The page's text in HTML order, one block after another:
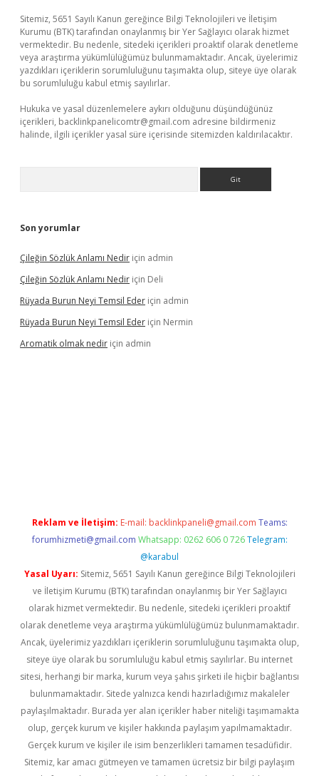
Sitemiz, 5651 Sayılı Kanun gereğince Bilgi Teknolojileri ve İletişim
Kurumu (BTK) tarafından onaylanmış bir Yer Sağlayıcı olarak hizmet
vermektedir. Bu nedenle, sitedeki içerikleri proaktif olarak denetleme
veya araştırma yükümlülüğümüz bulunmamaktadır. Ancak, üyelerimiz
yazdıkları içeriklerin sorumluluğunu taşımakta olup, siteye üye olarak
bu sorumluluğu kabul etmiş sayılırlar.
Hukuka ve yasal düzenlemelere aykırı olduğunu düşündüğünüz
içerikleri, backlinkpanelicomtr@gmail.com adresine bildirmeniz
halinde, ilgili içerikler yasal süre içerisinde sitemizden kaldırılacaktır.
Son yorumlar
Çileğin Sözlük Anlamı Nedir için admin
Çileğin Sözlük Anlamı Nedir için Deli
Rüyada Burun Neyi Temsil Eder için admin
Rüyada Burun Neyi Temsil Eder için Nermin
Aromatik olmak nedir için admin
Reklam ve İletişim: E-mail: backlinkpaneli@gmail.com Teams:
forumhizmeti@gmail.com Whatsapp: 0262 606 0 726 Telegram:
@karabul
Yasal Uyarı: Sitemiz, 5651 Sayılı Kanun gereğince Bilgi Teknolojileri
ve İletişim Kurumu (BTK) tarafından onaylanmış bir Yer Sağlayıcı
olarak hizmet vermektedir. Bu nedenle, sitedeki içerikleri proaktif
olarak denetleme veya araştırma yükümlülüğümüz bulunmamaktadır.
Ancak, üyelerimiz yazdıkları içeriklerin sorumluluğunu taşımakta olup,
siteye üye olarak bu sorumluluğu kabul etmiş sayılırlar. Bu internet
sitesi, herhangi bir marka, kurum veya şahıs şirketi ile hiçbir bağlantısı
bulunmamaktadır. Sitede yalnızca kendi hazırladığımız makaleler
paylaşılmaktadır. Burada yer alan içerikler haber niteliği taşımamakta
olup, gerçek kurum ve kişiler hakkında paylaşım yapılmamaktadır.
Gerçek kurum ve kişiler ile isim benzerlikleri tamamen tesadüfidir.
Sitemiz, kar amacı gütmeyen ve tamamen ücretsiz bir bilgi paylaşım